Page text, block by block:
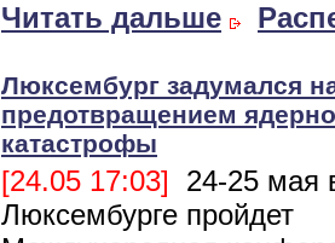
Читать дальше
Люксембург задумался
предотвращением
катастрофы
[24.05 17:03] 24-25 мая
Люксембурге пройдет